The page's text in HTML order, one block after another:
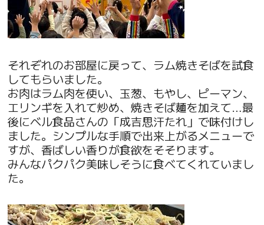
それぞれのお部屋に戻って、ラム焼きそばを試食
してもらいました。
お肉はラム肉を使い、玉葱、もやし、ピーマン、
エリンギを入れて炒め、焼きそば麺を加えて…最
後にベル食品さんの「成吉思汗たれ」で味付けし
ました。シンプルな手順で出来上がるメニューで
すが、香ばしい香りが食欲をそそります。
みんなパクパク美味しそうに食べてくれていまし
た。